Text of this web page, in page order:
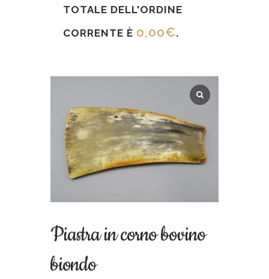
TOTALE DELL'ORDINE
CORRENTE È 0,00€.
Piastra in corno bovino
biondo